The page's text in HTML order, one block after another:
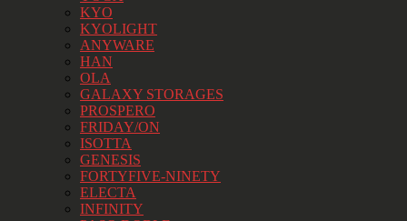
KYO
KYOLIGHT
ANYWARE
HAN
OLA
GALAXY STORAGES
PROSPERO
FRIDAY/ON
ISOTTA
GENESIS
FORTYFIVE-NINETY
ELECTA
INFINITY